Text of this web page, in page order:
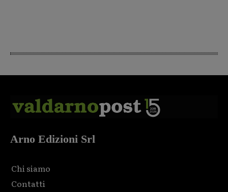
Arno Edizioni Srl
Chi siamo
Contatti